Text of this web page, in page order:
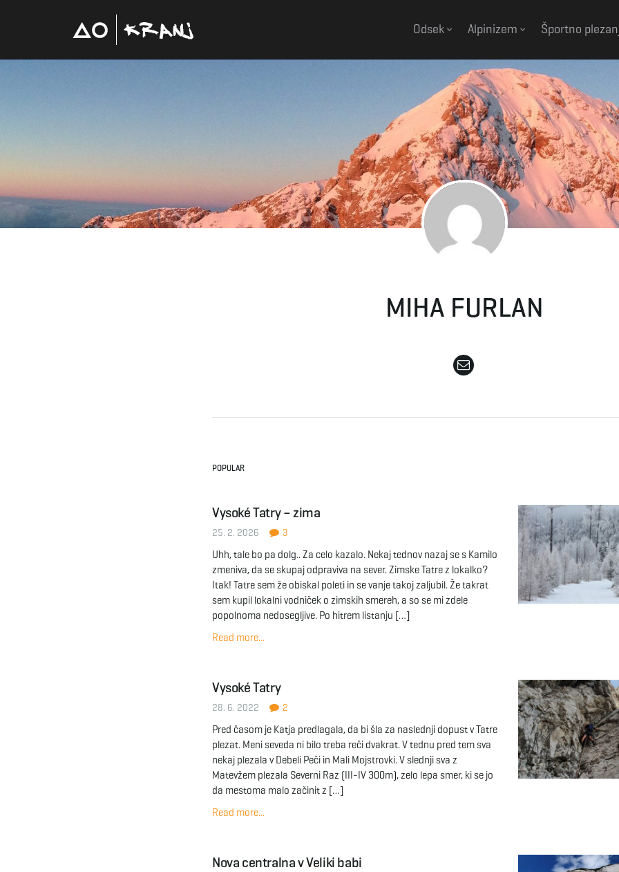
Odsek Alpinizem Športno
MIHA FURLAN
POPULAR
Vysoké Tatry – zima
25. 2. 2026 3
Uhh, tale bo pa dolg.. Za celo kazalo. Nekaj tednov nazaj se s Kamilo
zmeniva, da se skupaj odpraviva na sever. Zimske Tatre z lokalko?
Itak! Tatre sem že obiskal poleti in se vanje takoj zaljubil. Že takrat
sem kupil lokalni vodniček o zimskih smereh, a so se mi zdele
popolnoma nedosegljive. Po hitrem listanju […]
Read more...
Vysoké Tatry
28. 6. 2022 2
Pred časom je Katja predlagala, da bi šla za naslednji dopust v Tatre
plezat. Meni seveda ni bilo treba reči dvakrat. V tednu pred tem sva
nekaj plezala v Debeli Peči in Mali Mojstrovki. V slednji sva z
Matevžem plezala Severni Raz (III-IV 300m), zelo lepa smer, ki se jo
da mestoma malo začinit z […]
Read more...
Nova centralna v Veliki babi